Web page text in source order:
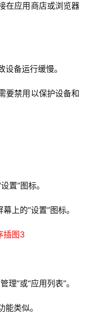
在应用商店或浏览器
备运行缓慢。
要禁用以保护设备和
置”图标。
上的“设置”图标。
”或“应用列表”。
类似。